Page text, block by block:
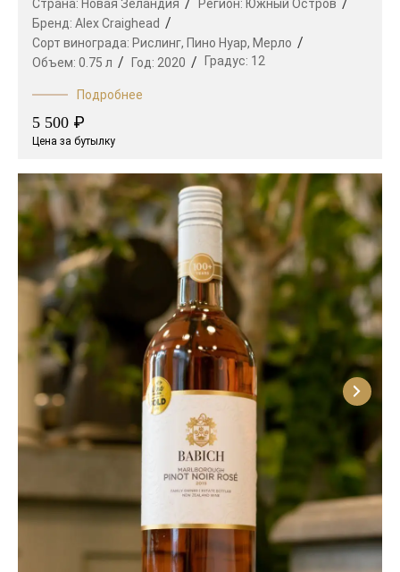
Страна: Новая Зеландия Регион: Южный Остров
Бренд: Alex Craighead
Сорт винограда: Рислинг, Пино Нуар, Мерло
Объем: 0.75 л Год: 2020 Градус: 12
Подробнее
5 500 ₽
Цена за бутылку